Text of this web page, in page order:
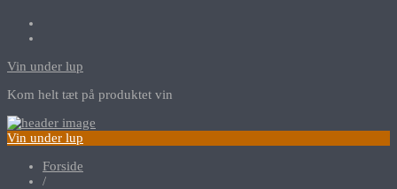
Vin under lup
Kom helt tæt på produktet vin
Vin under lup
Forside
/